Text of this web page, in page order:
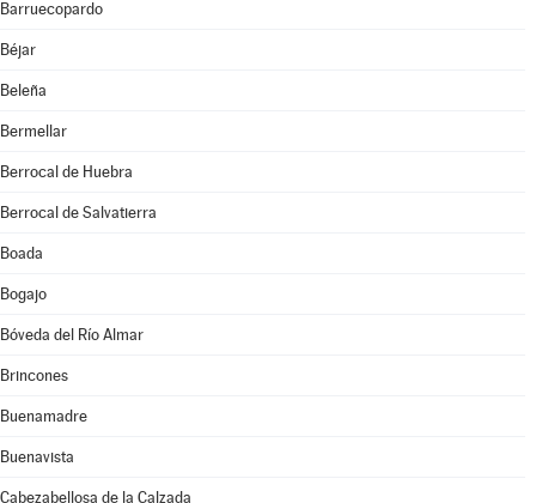
Barruecopardo
Béjar
Beleña
Bermellar
Berrocal de Huebra
Berrocal de Salvatierra
Boada
Bogajo
Bóveda del Río Almar
Brincones
Buenamadre
Buenavista
Cabezabellosa de la Calzada